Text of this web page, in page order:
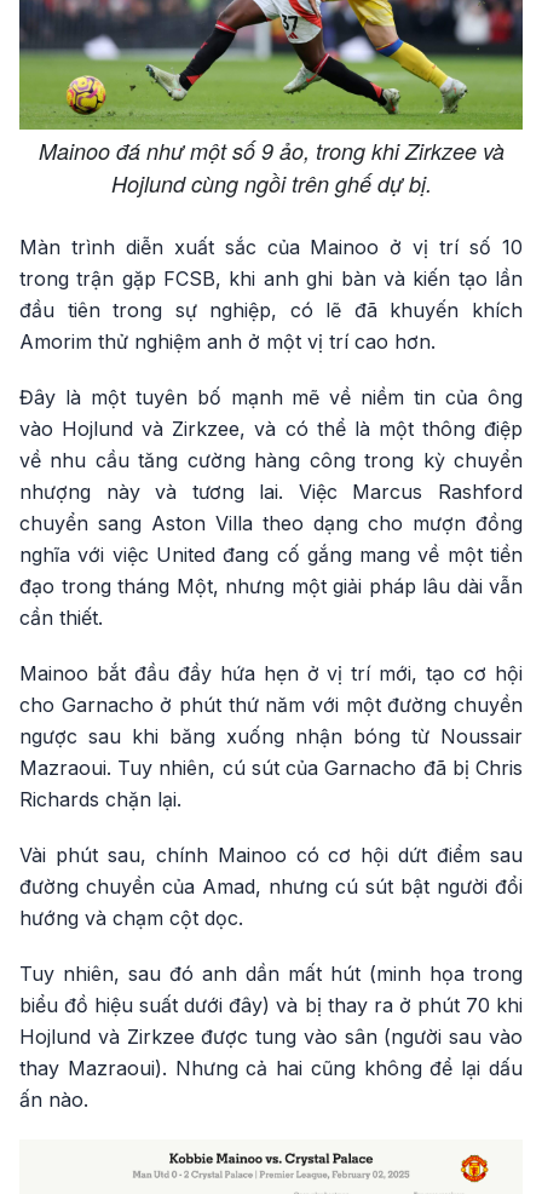
Mainoo đá như một số 9 ảo, trong khi Zirkzee và
Hojlund cùng ngồi trên ghế dự bị.
Màn trình diễn xuất sắc của Mainoo ở vị trí số 10
trong trận gặp FCSB, khi anh ghi bàn và kiến tạo lần
đầu tiên trong sự nghiệp, có lẽ đã khuyến khích
Amorim thử nghiệm anh ở một vị trí cao hơn.
Đây là một tuyên bố mạnh mẽ về niềm tin của ông
vào Hojlund và Zirkzee, và có thể là một thông điệp
về nhu cầu tăng cường hàng công trong kỳ chuyển
nhượng này và tương lai. Việc Marcus Rashford
chuyển sang Aston Villa theo dạng cho mượn đồng
nghĩa với việc United đang cố gắng mang về một tiền
đạo trong tháng Một, nhưng một giải pháp lâu dài vẫn
cần thiết.
Mainoo bắt đầu đầy hứa hẹn ở vị trí mới, tạo cơ hội
cho Garnacho ở phút thứ năm với một đường chuyền
ngược sau khi băng xuống nhận bóng từ Noussair
Mazraoui. Tuy nhiên, cú sút của Garnacho đã bị Chris
Richards chặn lại.
Vài phút sau, chính Mainoo có cơ hội dứt điểm sau
đường chuyền của Amad, nhưng cú sút bật người đổi
hướng và chạm cột dọc.
Tuy nhiên, sau đó anh dần mất hút (minh họa trong
biểu đồ hiệu suất dưới đây) và bị thay ra ở phút 70 khi
Hojlund và Zirkzee được tung vào sân (người sau vào
thay Mazraoui). Nhưng cả hai cũng không để lại dấu
ấn nào.